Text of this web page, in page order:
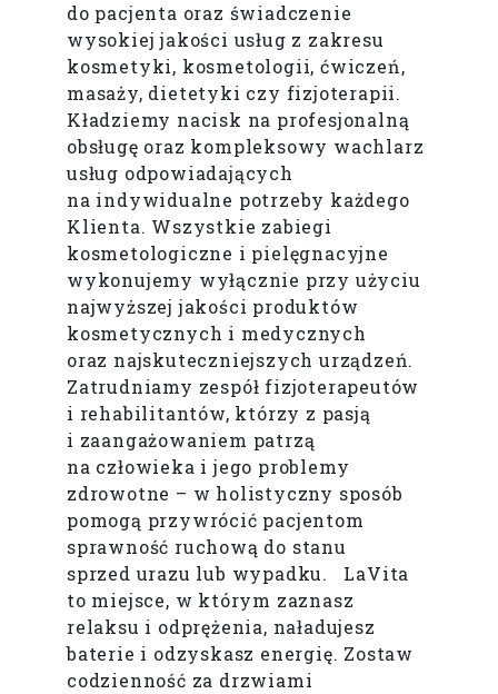
do pacjenta oraz świadczenie
wysokiej jakości usług z zakresu
kosmetyki, kosmetologii, ćwiczeń,
masaży, dietetyki czy fizjoterapii.
Kładziemy nacisk na profesjonalną
obsługę oraz kompleksowy wachlarz
usług odpowiadających
na indywidualne potrzeby każdego
Klienta. Wszystkie zabiegi
kosmetologiczne i pielęgnacyjne
wykonujemy wyłącznie przy użyciu
najwyższej jakości produktów
kosmetycznych i medycznych
oraz najskuteczniejszych urządzeń.
Zatrudniamy zespół fizjoterapeutów
i rehabilitantów, którzy z pasją
i zaangażowaniem patrzą
na człowieka i jego problemy
zdrowotne – w holistyczny sposób
pomogą przywrócić pacjentom
sprawność ruchową do stanu
sprzed urazu lub wypadku. LaVita
to miejsce, w którym zaznasz
relaksu i odprężenia, naładujesz
baterie i odzyskasz energię. Zostaw
codzienność za drzwiami